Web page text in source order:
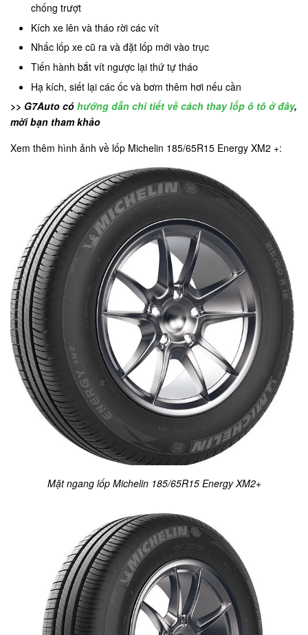
chống trượt
Kích xe lên và tháo rời các vít
Nhấc lốp xe cũ ra và đặt lốp mới vào trục
Tiến hành bắt vít ngược lại thứ tự tháo
Hạ kích, siết lại các ốc và bơm thêm hơi nếu cần
>> G7Auto có hướng dẫn chi tiết về cách thay lốp ô tô ở đây,
mời bạn tham khảo
Xem thêm hình ảnh về lốp Michelin 185/65R15 Energy XM2 +:
Mặt ngang lốp Michelin 185/65R15 Energy XM2+